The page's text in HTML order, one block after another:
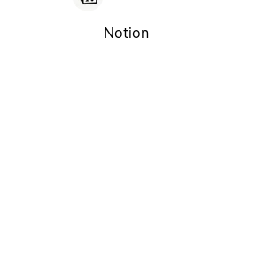
Notion